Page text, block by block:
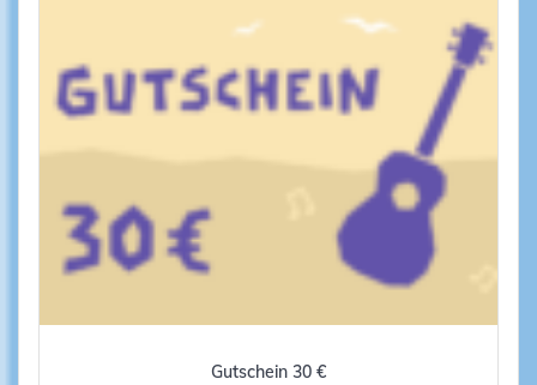
Gutschein 30 €